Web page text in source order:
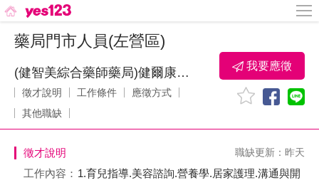
藥局門市人員(左營區)
(健智美綜合藥師藥局)健爾康生活事業股份有限公司
徵才說明 工作條件
應徵方式
其他職缺
我要應徵
徵才說明 職缺更新：昨天
工作內容： 1.育兒指導.美容諮詢.營養學.居家護理.溝通與開